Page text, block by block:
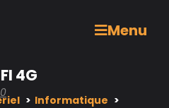
Menu
4G
Informatique